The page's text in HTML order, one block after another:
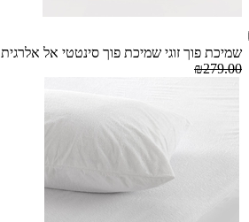
שמיכת פוך זוגי שמיכת פוך סינטטי אל אלרגית 200/220
₪279.00